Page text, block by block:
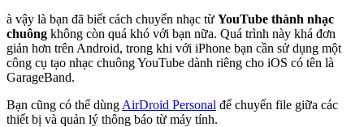
à vậy là bạn đã biết cách chuyển nhạc từ YouTube thành nhạc
chuông không còn quá khó với bạn nữa. Quá trình này khá đơn
giản hơn trên Android, trong khi với iPhone bạn cần sử dụng một
công cụ tạo nhạc chuông YouTube dành riêng cho iOS có tên là
GarageBand.
Bạn cũng có thể dùng AirDroid Personal để chuyển file giữa các
thiết bị và quản lý thông báo từ máy tính.